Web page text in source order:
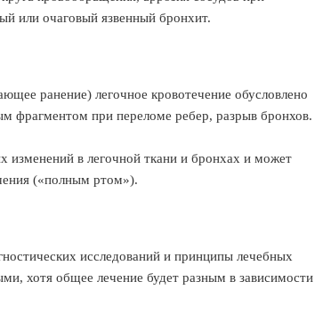
или очаговый язвенный бронхит.
ранение) легочное кровотечение обусловлено
фрагментом при переломе ребер, разрыв бронхов.
изменений в легочной ткани и бронхах и может
(«полным ртом»).
исследований и принципы лечебных
хотя общее лечение будет разным в зависимости